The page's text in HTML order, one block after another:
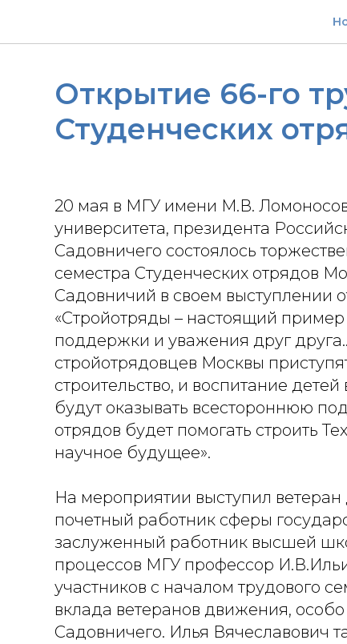
Открытие 66-го
Студенческих
20 мая в МГУ имени М.В.
университета, президента
Садовничего состоялось
семестра Студенческих отрядов
Садовничий в своем выступлении
«Стройотряды – настоящий
поддержки и уважения друг
стройотрядовцев Москвы
строительство, и воспитание
будут оказывать всестороннюю
отрядов будет помогать строить
научное будущее».
На мероприятии выступил
почетный работник сферы
заслуженный работник высшей
процессов МГУ профессор
участников с началом трудового
вклада ветеранов движения,
Садовничего. Илья Вячеславович